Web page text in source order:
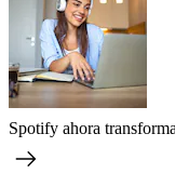
Spotify ahora